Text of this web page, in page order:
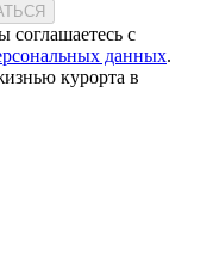
с
данных.
курорта в